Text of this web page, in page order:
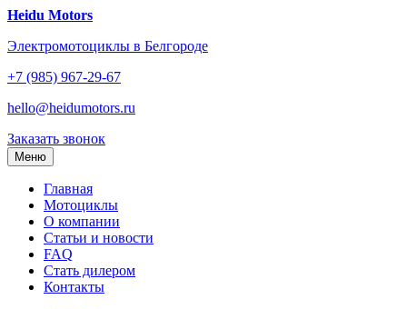
Перейти
содержанию
Heidu Motors
Электромотоциклы в Белгороде
+7 (985) 967-29-67
hello@heidumotors.ru
Заказать звонок
Меню
Главная
Мотоциклы
О компании
Статьи и новости
FAQ
Стать дилером
Контакты